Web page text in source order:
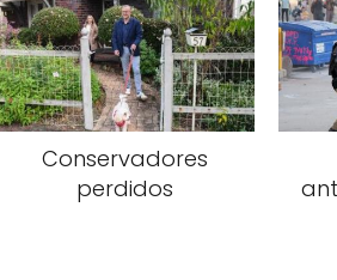
Conservadores
perdidos